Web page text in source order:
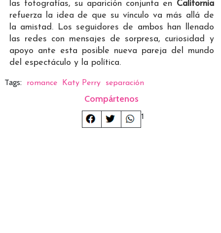
las fotografías, su aparición conjunta en California
refuerza la idea de que su vínculo va más allá de
la amistad. Los seguidores de ambos han llenado
las redes con mensajes de sorpresa, curiosidad y
apoyo ante esta posible nueva pareja del mundo
del espectáculo y la política.
Tags: romance Katy Perry separación
Compártenos
1